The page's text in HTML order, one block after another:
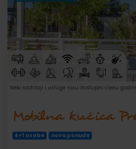
Neki sadržaji i usluge nisu dostupni cijelu
Mobilna kućica
4+1 osobe nova ponuda